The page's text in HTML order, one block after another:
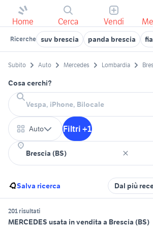
Home Cerca Vendi
Ricerche suv brescia panda brescia
Subito Auto Mercedes Lombardia
Cosa cerchi?
Auto Filtri +1
Salva ricerca Dal più
201 risultati
MERCEDES usata in vendita a Brescia (BS)